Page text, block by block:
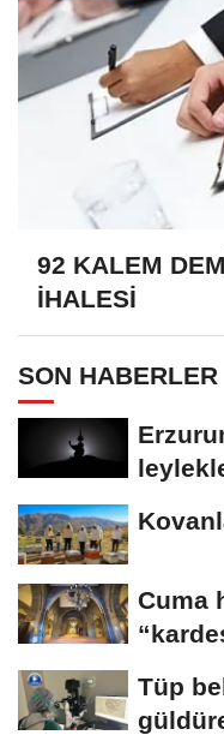
92 KALEM
İHALESİ
SON HABERLER
Cuma
Tüp